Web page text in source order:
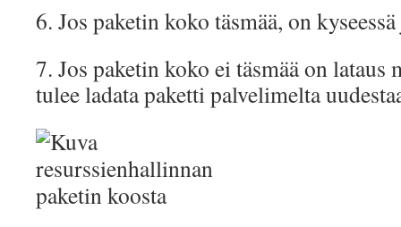
6. Jos paketin koko täsmää, on
7. Jos paketin koko ei täsmää on lataus
tulee ladata paketti palvelimelta